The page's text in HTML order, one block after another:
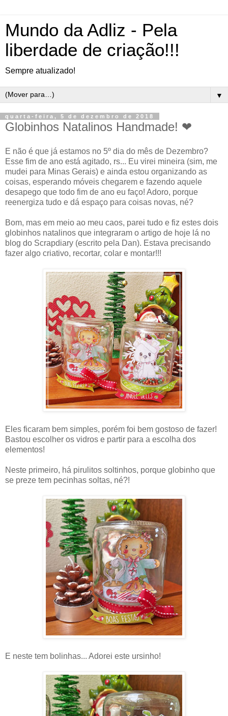
Mundo da Adliz - Pela
liberdade de criação!!!
Sempre atualizado!
▼
quarta-feira, 5 de dezembro de 2018
Globinhos Natalinos Handmade! ❤
E não é que já estamos no 5º dia do mês de Dezembro?
Esse fim de ano está agitado, rs... Eu virei mineira (sim, me
mudei para Minas Gerais) e ainda estou organizando as
coisas, esperando móveis chegarem e fazendo aquele
desapego que todo fim de ano eu faço! Adoro, porque
reenergiza tudo e dá espaço para coisas novas, né?
Bom, mas em meio ao meu caos, parei tudo e fiz estes dois
globinhos natalinos que integraram o artigo de hoje lá no
blog do Scrapdiary (escrito pela Dan). Estava precisando
fazer algo criativo, recortar, colar e montar!!!
Eles ficaram bem simples, porém foi bem gostoso de fazer!
Bastou escolher os vidros e partir para a escolha dos
elementos!
Neste primeiro, há pirulitos soltinhos, porque globinho que
se preze tem pecinhas soltas, né?!
E neste tem bolinhas... Adorei este ursinho!